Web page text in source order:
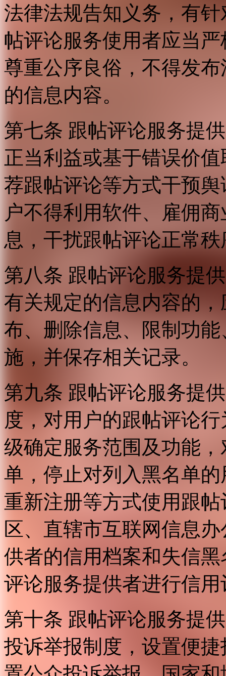
法律法规告知义务，有
帖评论服务使用者应当
尊重公序良俗，不得发
的信息内容。
第七条 跟帖评论服务提
正当利益或基于错误价
荐跟帖评论等方式干预
户不得利用软件、雇佣
息，干扰跟帖评论正常
第八条 跟帖评论服务提
有关规定的信息内容的
布、删除信息、限制功
施，并保存相关记录。
第九条 跟帖评论服务提
度，对用户的跟帖评论
级确定服务范围及功能
单，停止对列入黑名单
重新注册等方式使用跟
区、直辖市互联网信息
供者的信用档案和失信
评论服务提供者进行信用
第十条 跟帖评论服务提
投诉举报制度，设置便